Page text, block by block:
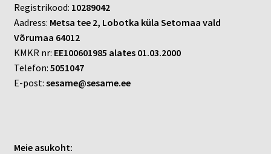
Registrikood: 10289042
Aadress: Metsa tee 2, Lobotka küla Setomaa vald
Võrumaa 64012
KMKR nr: EE100601985 alates 01.03.2000
Telefon: 5051047
E-post: sesame@sesame.ee
Meie asukoht: